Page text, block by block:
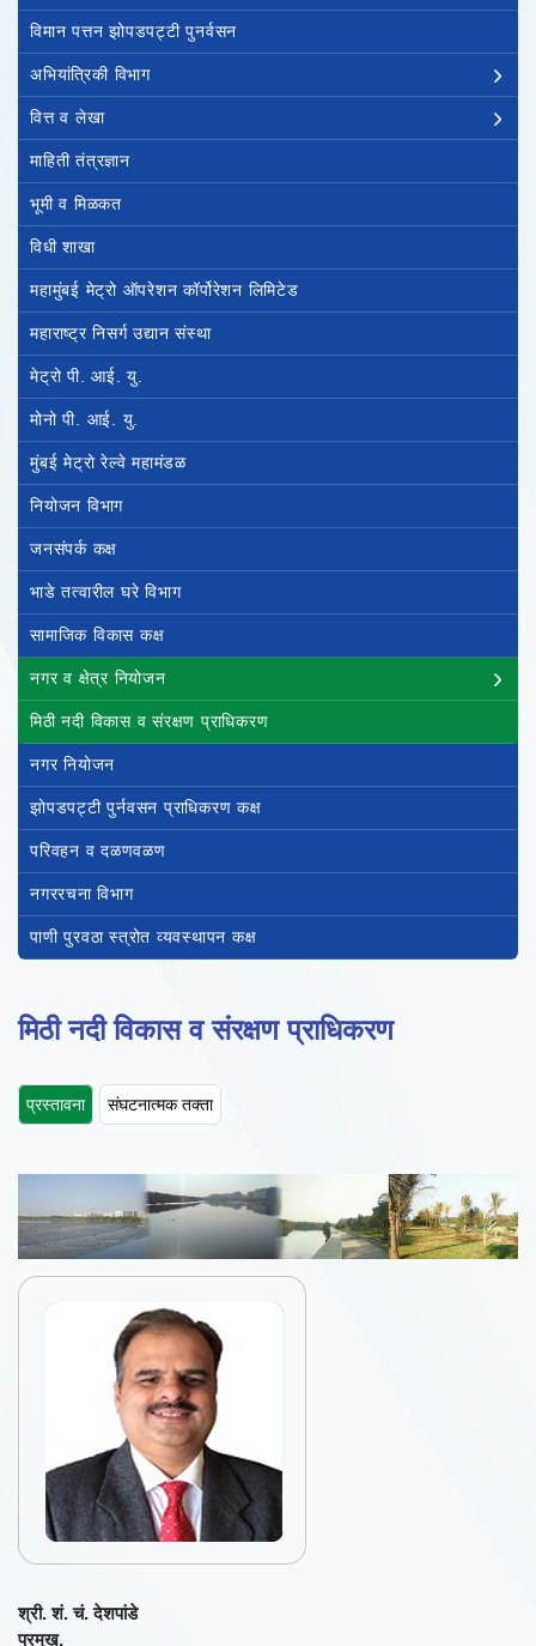
विमान पत्तन झोपडपट्टी पुनर्वसन
अभियांत्रिकी विभाग
वित्त व लेखा
माहिती तंत्रज्ञान
भूमी व मिळकत
विधी शाखा
महामुंबई मेट्रो ऑपरेशन कॉर्पोरेशन लिमिटेड
महाराष्ट्र निसर्ग उद्यान संस्था
मेट्रो पी. आई. यु.
मोनो पी. आई. यु.
मुंबई मेट्रो रेल्वे महामंडळ
नियोजन विभाग
जनसंपर्क कक्ष
भाडे तत्वारील घरे विभाग
सामाजिक विकास कक्ष
नगर व क्षेत्र नियोजन
मिठी नदी विकास व संरक्षण प्राधिकरण
नगर नियोजन
झोपडपट्टी पुर्नवसन प्राधिकरण कक्ष
परिवहन व दळणवळण
नगररचना विभाग
पाणी पुरवठा स्त्रोत व्यवस्थापन कक्ष
मिठी नदी विकास व संरक्षण प्राधिकरण
प्रस्तावना संघटनात्मक तक्ता
श्री. शं. चं. देशपांडे
प्रमुख,